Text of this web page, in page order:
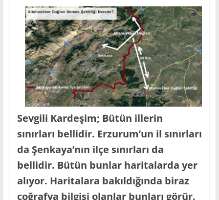
Erzurum-
Şenkaya
Yöresinin
Eğitim,
Bilim
Genel
Kültür
Sitesi.
Sevgili Kardeşim; Bütün illerin
sınırları bellidir. Erzurum’un il sınırları
da Şenkaya’nın ilçe sınırları da
bellidir. Bütün bunlar haritalarda yer
alıyor. Haritalara bakıldığında biraz
coğrafya bilgisi olanlar bunları görür.